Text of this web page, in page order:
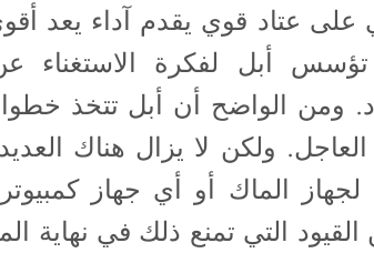
عتاد قوي يقدم آداء يعد
أبل لفكرة الاستغناء
ومن الواضح أن أبل تتخذ
ولكن لا يزال هناك
لجهاز الماك أو أي جهاز
التي تمنع ذلك في نهاية